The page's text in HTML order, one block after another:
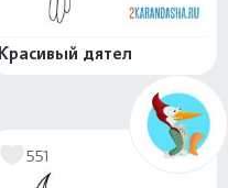
Красивый дятел
551